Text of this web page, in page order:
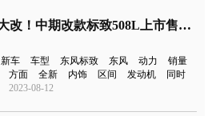
前脸大改！中期改款标致508L上市售16.37万元起
新车 车型 东风标致 东风 动力
销量
方面 全新 内饰 区间 发动机
同时
2023-08-12